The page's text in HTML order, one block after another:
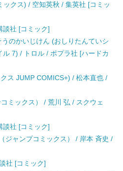
クス) / 空知英秋 / 集英社 [コミッ
談社 [コミック]
のかいじけん (おしりたんていシ
ル 7) / トロル / ポプラ社 [ハードカ
ス JUMP COMICS+) / 松本直也 /
ミックス） / 荒川 弘 / スクウェ
談社 [コミック]
ジャンプコミックス） / 岸本 斉史 /
社 [コミック]